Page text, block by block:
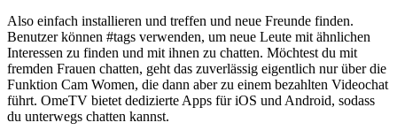
Also einfach installieren und treffen und neue Freunde finden.
Benutzer können #tags verwenden, um neue Leute mit ähnlichen
Interessen zu finden und mit ihnen zu chatten. Möchtest du mit
fremden Frauen chatten, geht das zuverlässig eigentlich nur über die
Funktion Cam Women, die dann aber zu einem bezahlten Videochat
führt. OmeTV bietet dedizierte Apps für iOS und Android, sodass
du unterwegs chatten kannst.